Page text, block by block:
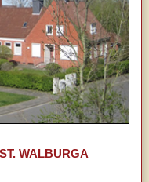
WALBURGA